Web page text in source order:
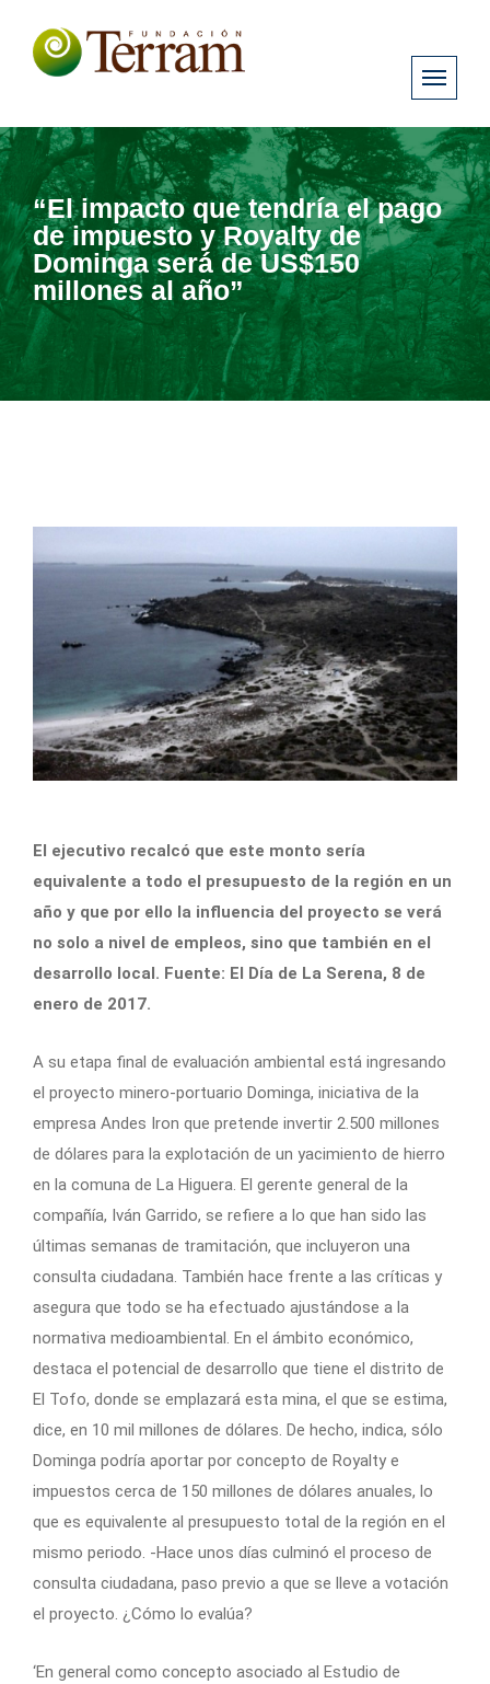
“El impacto que tendría el pago
de impuesto y Royalty de
Dominga será de US$150
millones al año”
El ejecutivo recalcó que este monto sería
equivalente a todo el presupuesto de la región en un
año y que por ello la influencia del proyecto se verá
no solo a nivel de empleos, sino que también en el
desarrollo local. Fuente: El Día de La Serena, 8 de
enero de 2017.
A su etapa final de evaluación ambiental está ingresando
el proyecto minero-portuario Dominga, iniciativa de la
empresa Andes Iron que pretende invertir 2.500 millones
de dólares para la explotación de un yacimiento de hierro
en la comuna de La Higuera. El gerente general de la
compañía, Iván Garrido, se refiere a lo que han sido las
últimas semanas de tramitación, que incluyeron una
consulta ciudadana. También hace frente a las críticas y
asegura que todo se ha efectuado ajustándose a la
normativa medioambiental. En el ámbito económico,
destaca el potencial de desarrollo que tiene el distrito de
El Tofo, donde se emplazará esta mina, el que se estima,
dice, en 10 mil millones de dólares. De hecho, indica, sólo
Dominga podría aportar por concepto de Royalty e
impuestos cerca de 150 millones de dólares anuales, lo
que es equivalente al presupuesto total de la región en el
mismo periodo. -Hace unos días culminó el proceso de
consulta ciudadana, paso previo a que se lleve a votación
el proyecto. ¿Cómo lo evalúa?
‘En general como concepto asociado al Estudio de